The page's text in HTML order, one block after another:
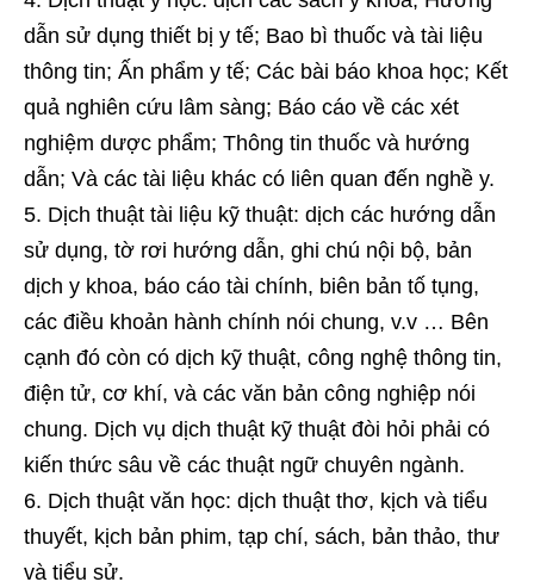
dẫn sử dụng thiết bị y tế; Bao bì thuốc và tài liệu
thông tin; Ấn phẩm y tế; Các bài báo khoa học; Kết
quả nghiên cứu lâm sàng; Báo cáo về các xét
nghiệm dược phẩm; Thông tin thuốc và hướng
dẫn; Và các tài liệu khác có liên quan đến nghề y.
Dịch thuật tài liệu kỹ thuật: dịch các hướng dẫn
sử dụng, tờ rơi hướng dẫn, ghi chú nội bộ, bản
dịch y khoa, báo cáo tài chính, biên bản tố tụng,
các điều khoản hành chính nói chung, v.v … Bên
cạnh đó còn có dịch kỹ thuật, công nghệ thông tin,
điện tử, cơ khí, và các văn bản công nghiệp nói
chung. Dịch vụ dịch thuật kỹ thuật đòi hỏi phải có
kiến thức sâu về các thuật ngữ chuyên ngành.
Dịch thuật văn học: dịch thuật thơ, kịch và tiểu
thuyết, kịch bản phim, tạp chí, sách, bản thảo, thư
và tiểu sử.